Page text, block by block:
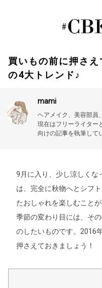
買いもの前に押さ
の4大トレンド♪
mami
ヘアメイク、美容部員
現在はフリーライター
向けの記事を執筆して
9月に入り、少し涼しくな
は、完全に秋物へとシフ
たおしゃれを楽しむこと
季節の変わり目には、そ
のしたいものです。2016
押さえておきましょう！